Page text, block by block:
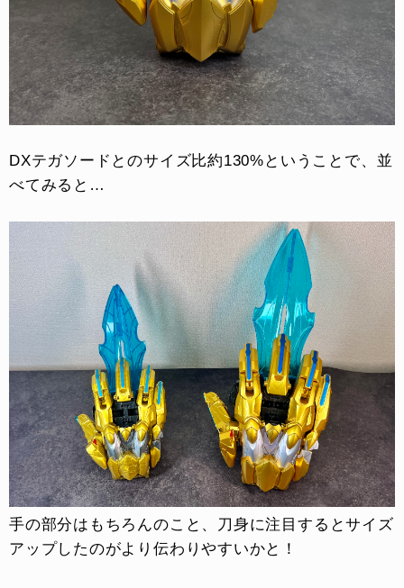
DXテガソードとのサイズ比約130%ということで、並
べてみると…
手の部分はもちろんのこと、刀身に注目するとサイズ
アップしたのがより伝わりやすいかと！